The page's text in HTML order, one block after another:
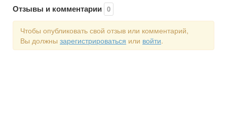
Отзывы и комментарии 0
Чтобы опубликовать свой отзыв или комментарий,
Вы должны зарегистрироваться или войти.